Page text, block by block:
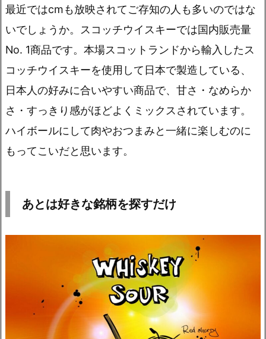
最近ではcmも放映されてご存知の人も多いのではな
いでしょうか。スコッチウイスキーでは国内販売量
No. 1商品です。 本場スコットランドから輸入したス
コッチウイスキーを使用して日本で製造 している、
日本人の好みに合いやすい商品で、甘さ・なめらか
さ・すっきり感がほどよくミックスされています。
ハイボールにして肉やおつまみと一緒に楽しむのに
もってこいだと思います。
あとは好きな銘柄を探すだけ